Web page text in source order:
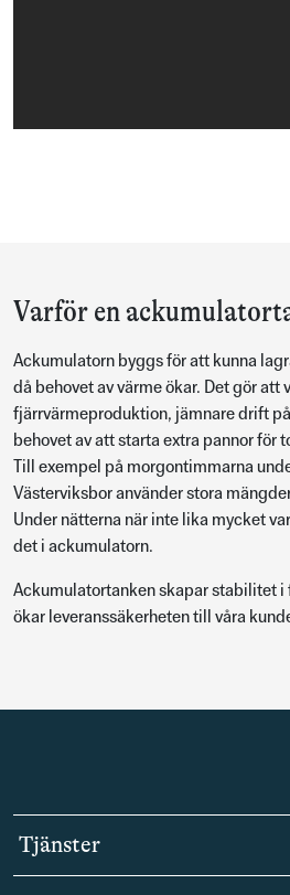
Varför en
Ackumulatorn byggs för att kunna
då behovet av värme ökar. Det gör att
fjärrvärmeproduktion, jämnare drift
behovet av att starta extra pannor för
Till exempel på morgontimmarna
Västerviksbor använder stora
Under nätterna när inte lika mycket
det i ackumulatorn.
Ackumulatortanken skapar stabilitet i
ökar leveranssäkerheten till våra
Tjänster